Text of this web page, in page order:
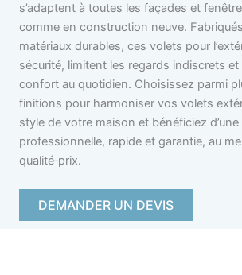
s’adaptent à toutes les façades et
comme en construction neuve.
matériaux durables, ces volets pour
sécurité, limitent les regards indiscrets
confort au quotidien. Choisissez parmi
finitions pour harmoniser vos volets
style de votre maison et bénéficiez
professionnelle, rapide et garantie, au
qualité‑prix.
DEMANDER UN DEVIS